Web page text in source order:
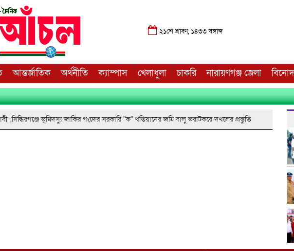
২১শে শ্রাবণ, ১৪৩৩ বঙ্গাব্দ
আন্তর্জাতিক অর্থনীতি ক্যাম্পাস খেলাধুলা চাকরি নারায়ণগঞ্জ জেলা
;সিদ্ধিরগঞ্জে ভূমিদস্যু জাকির গংদের সরকারি "ক" খতিয়ানের জমি বালু ভরাটকরে দখলের প্রস্তুতি